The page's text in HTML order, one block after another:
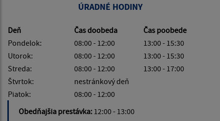
ÚRADNÉ HODINY
Deň Čas doobeda
Čas poobede
Pondelok:
08:00 - 12:00
13:00 - 15:30
Utorok:
08:00 - 12:00
13:00 - 15:30
Streda:
08:00 - 12:00
13:00 - 17:00
Štvrtok:
nestránkový deň
Piatok:
08:00 - 12:00
Obedňajšia prestávka: 12:00 - 13:00